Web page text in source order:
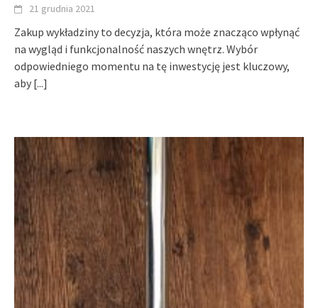
21 grudnia 2021
Zakup wykładziny to decyzja, która może znacząco wpłynąć
na wygląd i funkcjonalność naszych wnętrz. Wybór
odpowiedniego momentu na tę inwestycję jest kluczowy,
aby [...]